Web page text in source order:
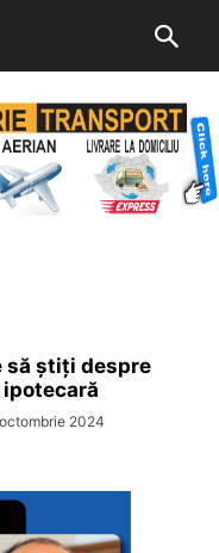
să știți despre
2024